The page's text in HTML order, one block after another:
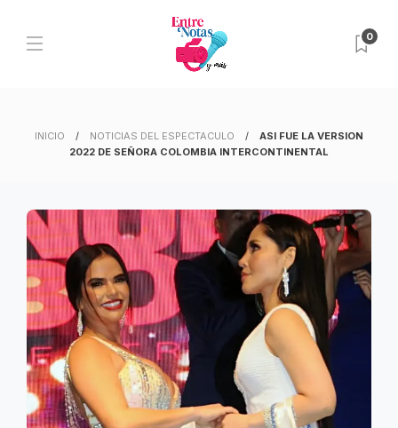
0
INICIO NOTICIAS DEL ESPECTACULO
ASI FUE LA VERSION
2022 DE SEÑORA COLOMBIA INTERCONTINENTAL